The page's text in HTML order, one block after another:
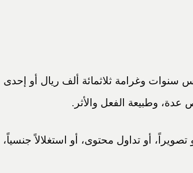
وغرامة ثلاثمائة ألف ريال أو إحدى
عدة، وطبيعة الفعل والأثر.
أو تداول محتوى، أو استغلالاً جنسياً،